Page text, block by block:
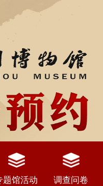
题馆活动 调查问卷